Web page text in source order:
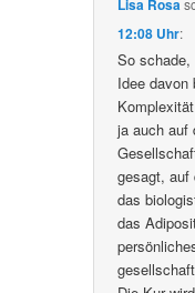
Lisa Rosa
12:08 Uhr:
So
Idee
ja auch auf
gesagt, auf
das
das